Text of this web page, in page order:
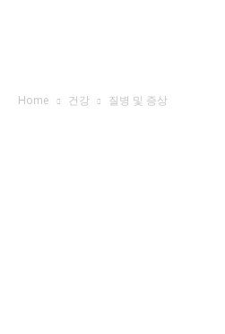
Home 건강 질병 및 증상